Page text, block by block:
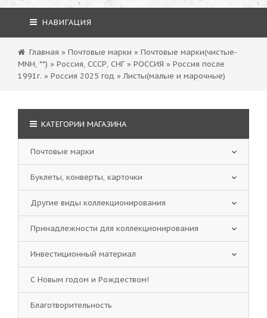
НАВИГАЦИЯ
Главная » Почтовые марки » Почтовые марки(чистые-
MNH, **) » Россия, СССР, СНГ » РОССИЯ » Россия после
1991г. » Россия 2025 год » Листы(малые и марочные)
КАТЕГОРИИ МАГАЗИНА
Почтовые марки
Буклеты, конверты, карточки
Другие виды коллекционирования
Принадлежности для коллекционирования
Инвестиционный материал
С Новым годом и Рождеством!
Благотворительность